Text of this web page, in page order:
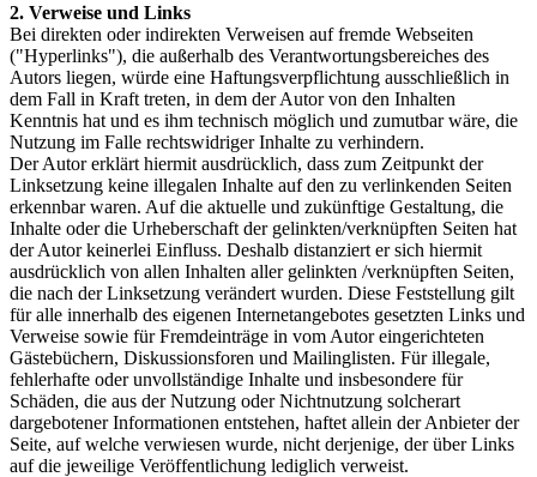
2. Verweise und Links
Bei direkten oder indirekten Verweisen auf fremde Webseiten
("Hyperlinks"), die außerhalb des Verantwortungsbereiches des
Autors liegen, würde eine Haftungsverpflichtung ausschließlich in
dem Fall in Kraft treten, in dem der Autor von den Inhalten
Kenntnis hat und es ihm technisch möglich und zumutbar wäre, die
Nutzung im Falle rechtswidriger Inhalte zu verhindern.
Der Autor erklärt hiermit ausdrücklich, dass zum Zeitpunkt der
Linksetzung keine illegalen Inhalte auf den zu verlinkenden Seiten
erkennbar waren. Auf die aktuelle und zukünftige Gestaltung, die
Inhalte oder die Urheberschaft der gelinkten/verknüpften Seiten hat
der Autor keinerlei Einfluss. Deshalb distanziert er sich hiermit
ausdrücklich von allen Inhalten aller gelinkten /verknüpften Seiten,
die nach der Linksetzung verändert wurden. Diese Feststellung gilt
für alle innerhalb des eigenen Internetangebotes gesetzten Links und
Verweise sowie für Fremdeinträge in vom Autor eingerichteten
Gästebüchern, Diskussionsforen und Mailinglisten. Für illegale,
fehlerhafte oder unvollständige Inhalte und insbesondere für
Schäden, die aus der Nutzung oder Nichtnutzung solcherart
dargebotener Informationen entstehen, haftet allein der Anbieter der
Seite, auf welche verwiesen wurde, nicht derjenige, der über Links
auf die jeweilige Veröffentlichung lediglich verweist.